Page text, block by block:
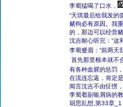
李蜀猛喝了口水，
“天琪最后给我发的
赌狗必有原因。我
的，那边可以经营
沈吉耐心听完：“这
李蜀蹙眉：“前两天
首先那里根本就不
有各种血腥的惩罚
在流连忘返，肯定
闻言沈吉不由怔愣
李蜀着副银屑病的
胡思乱想,第33章_1